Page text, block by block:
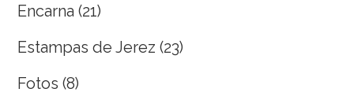
Encarna (21)
Estampas de Jerez (23)
Fotos (8)